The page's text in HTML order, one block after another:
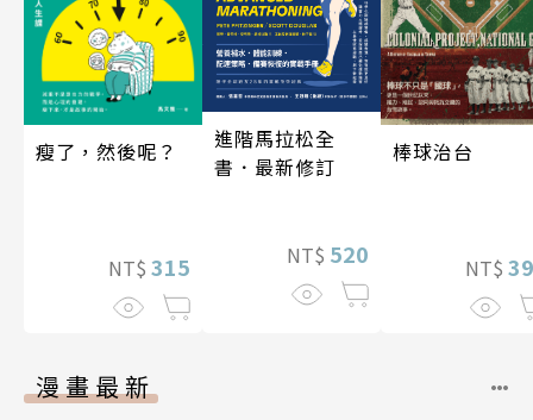
瘦了，然後呢？
NT$ 315
進階馬拉松全
書．最新修訂
NT$ 520
棒球治台
NT$
漫畫最新